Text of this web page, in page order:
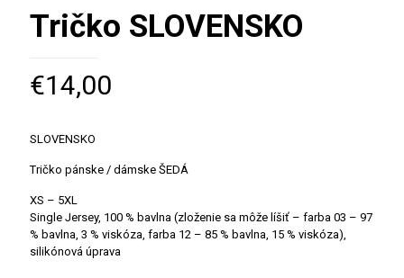
Tričko SLOVENSKO
€14,00
SLOVENSKO
Tričko pánske / dámske ŠEDÁ
XS – 5XL
Single Jersey, 100 % bavlna (zloženie sa môže líšiť – farba 03 – 97
% bavlna, 3 % viskóza, farba 12 – 85 % bavlna, 15 % viskóza),
silikónová úprava